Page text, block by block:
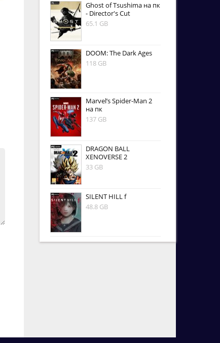
Ghost of Tsushima на пк
- Director's Cut
65.1 GB
DOOM: The Dark Ages
118 GB
Marvel’s Spider-Man 2
на пк
137 GB
DRAGON BALL
XENOVERSE 2
33 GB
SILENT HILL f
48.8 GB